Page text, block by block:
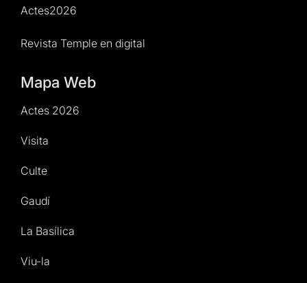
Actes2026
Revista Temple en digital
Mapa Web
Actes 2026
Visita
Culte
Gaudí
La Basílica
Viu-la